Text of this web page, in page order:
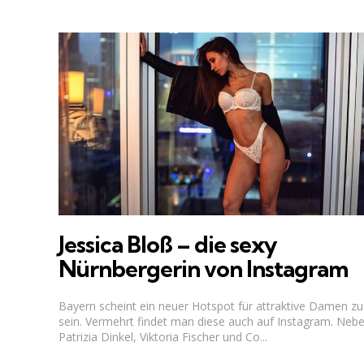
Jessica Bloß – die sexy
Nürnbergerin von Instagram
Bayern scheint ein neuer Hotspot für attraktive Damen zu
sein. Vermehrt findet man diese auch auf Instagram.
Patrizia Dinkel, Viktoria Fischer und Co...